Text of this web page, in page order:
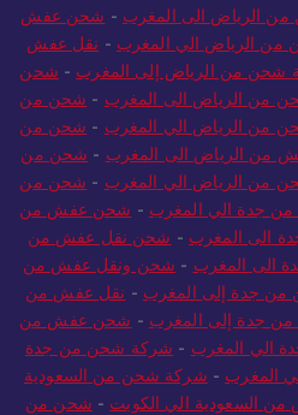
الرياض الى المغرب - شحن عفش
من الرياض الي المغرب - نقل عفش
شحن من الرياض إلى المغرب - شحن
من الرياض الى المغرب - شحن من
من الرياض الي المغرب - شحن من
من الرياض الى المغرب - شحن من
من الرياض الي المغرب - شحن من
جدة الي المغرب - شحن عفش من
الى المغرب - شحن نقل عفش من
الى المغرب - شحن ونقل عفش من
جدة إلى المغرب - نقل عفش من
جدة إلى المغرب - شحن عفش من
الي المغرب - شركة شحن من جدة
المغرب - شركة شحن من السعودية
السعودية الي الكويت - شحن من